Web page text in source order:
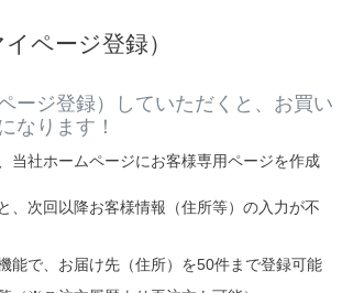
ページ登録）
ージ登録）していただくと、お買い
なります！
当社ホームページにお客様専用ページを作成
、次回以降お客様情報（住所等）の入力が不
能で、お届け先（住所）を50件まで登録可能